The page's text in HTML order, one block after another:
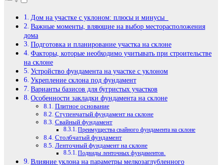
Дом на участке с уклоном: плюсы и минусы
Важные моменты, вляющие на выбор месторасположения
дома
Подготовка и планирование участка на склоне
Факторы, которые необходимо учитывать при строительстве
на склоне
Устройство фундамента на участке с уклоном
Укрепление склона под фундамент
Варианты базисов для бугристых участков
Особенности закладки фундамента на склоне
Плитное основание
Ступенчатый фундамент на склоне
Свайный фундамент
Преимущества свайного фундамента на склоне
Столбчатый фундамент
Ленточный фундамент на склоне
Подвиды ленточных фундаментов.
Влияние уклона на параметры мелкозаглубленного